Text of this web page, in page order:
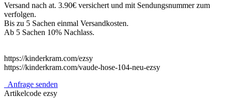
Versand nach at. 3.90€ versichert und mit Sendungsnummer zum
verfolgen.
Bis zu 5 Sachen einmal Versandkosten.
Ab 5 Sachen 10% Nachlass.
https://kinderkram.com/ezsy
https://kinderkram.com/vaude-hose-104-neu-ezsy
Anfrage senden
Artikelcode ezsy